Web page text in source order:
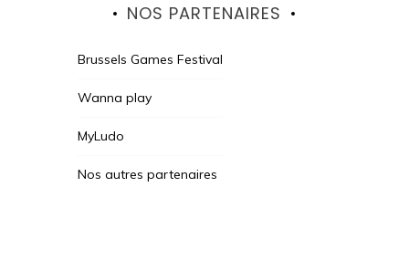
NOS PARTENAIRES
Brussels Games Festival
Wanna play
MyLudo
Nos autres partenaires